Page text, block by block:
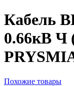
Кабель
0.66кВ Ч
Похожие товары